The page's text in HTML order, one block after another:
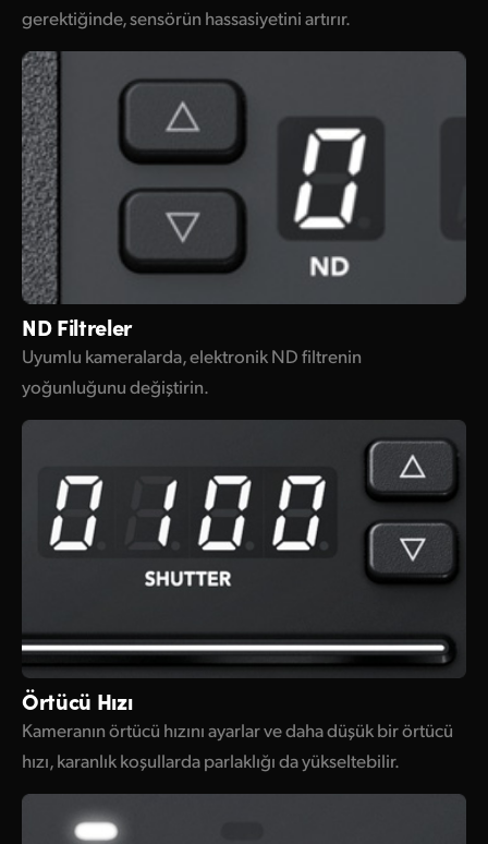
gerektiğinde, sensörün hassasiyetini artırır.
ND Filtreler
Uyumlu kameralarda, elektronik ND filtrenin
yoğunluğunu değiştirin.
Örtücü Hızı
Kameranın örtücü hızını ayarlar ve daha düşük bir örtücü
hızı, karanlık koşullarda parlaklığı da yükseltebilir.